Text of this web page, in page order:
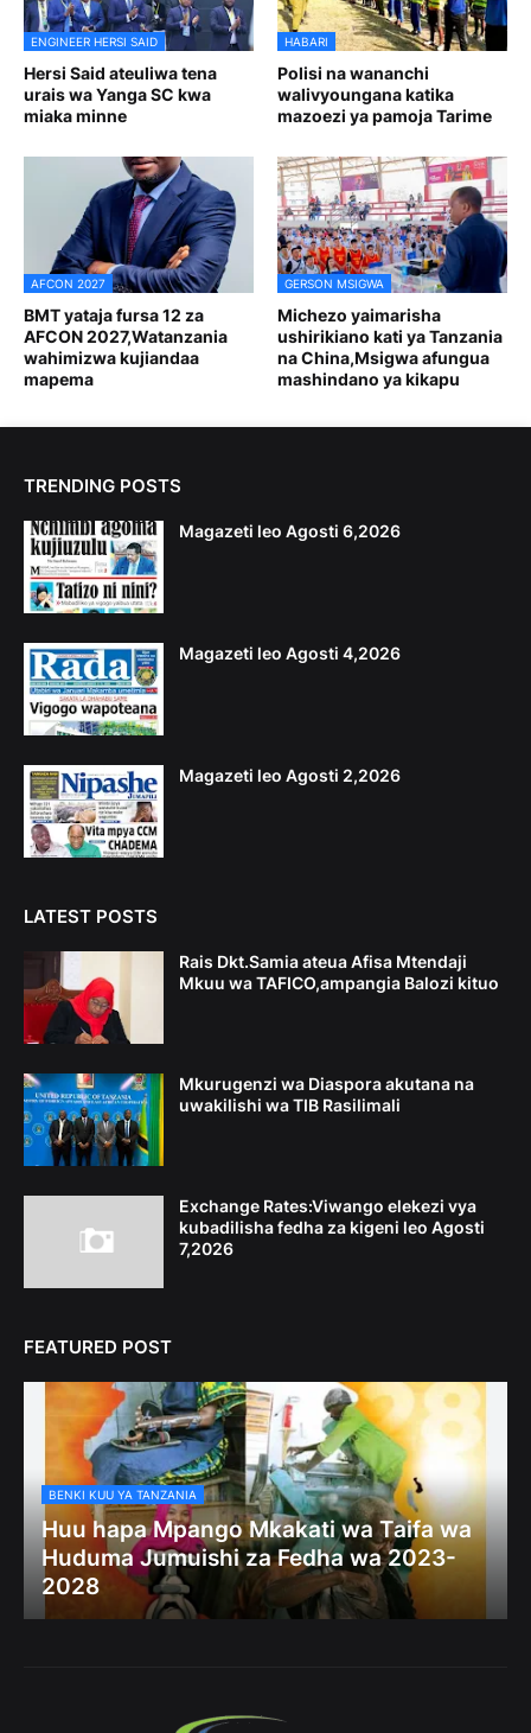
ENGINEER HERSI SAID
Hersi Said ateuliwa tena
urais wa Yanga SC kwa
miaka minne
HABARI
Polisi na wananchi
walivyoungana katika
mazoezi ya pamoja Tarime
AFCON 2027
BMT yataja fursa 12 za
AFCON 2027,Watanzania
wahimizwa kujiandaa
mapema
GERSON MSIGWA
Michezo yaimarisha
ushirikiano kati ya Tanzania
na China,Msigwa afungua
mashindano ya kikapu
TRENDING POSTS
Magazeti leo Agosti 6,2026
Magazeti leo Agosti 4,2026
Magazeti leo Agosti 2,2026
LATEST POSTS
Rais Dkt.Samia ateua Afisa Mtendaji
Mkuu wa TAFICO,ampangia Balozi kituo
Mkurugenzi wa Diaspora akutana na
uwakilishi wa TIB Rasilimali
Exchange Rates:Viwango elekezi vya
kubadilisha fedha za kigeni leo Agosti
7,2026
FEATURED POST
BENKI KUU YA TANZANIA
Huu hapa Mpango Mkakati wa Taifa wa
Huduma Jumuishi za Fedha wa 2023-
2028